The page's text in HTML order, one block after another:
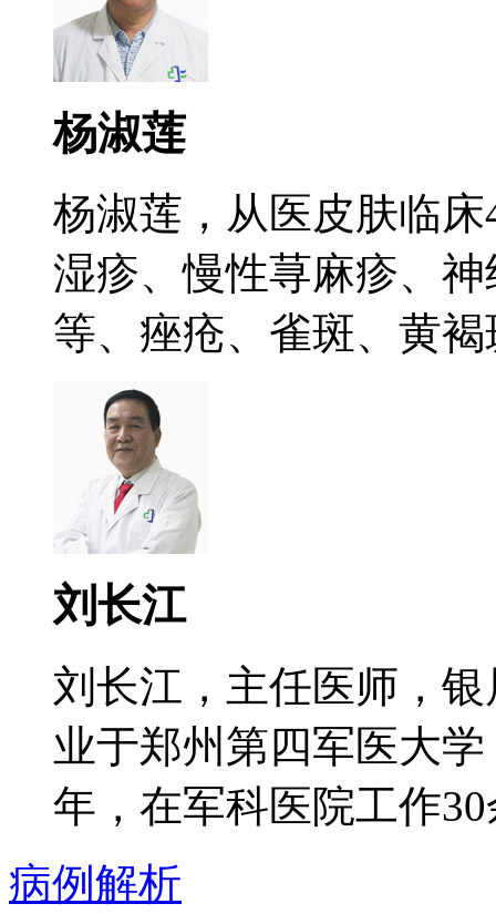
杨淑莲
杨淑莲，从医皮肤临
湿疹、慢性荨麻疹、
等、痤疮、雀斑、黄褐
刘长江
刘长江，主任医师，
业于郑州第四军医大
年，在军科医院工作
病例解析